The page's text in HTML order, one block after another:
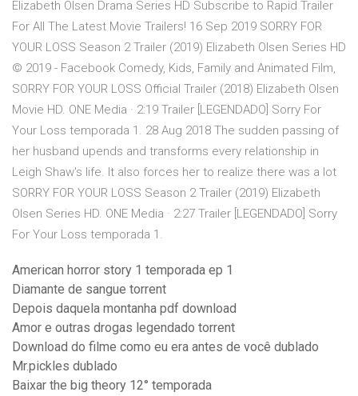
Elizabeth Olsen Drama Series HD Subscribe to Rapid Trailer
For All The Latest Movie Trailers! 16 Sep 2019 SORRY FOR
YOUR LOSS Season 2 Trailer (2019) Elizabeth Olsen Series HD
© 2019 - Facebook Comedy, Kids, Family and Animated Film,
SORRY FOR YOUR LOSS Official Trailer (2018) Elizabeth Olsen
Movie HD. ONE Media · 2:19 Trailer [LEGENDADO] Sorry For
Your Loss temporada 1. 28 Aug 2018 The sudden passing of
her husband upends and transforms every relationship in
Leigh Shaw's life. It also forces her to realize there was a lot
SORRY FOR YOUR LOSS Season 2 Trailer (2019) Elizabeth
Olsen Series HD. ONE Media · 2:27 Trailer [LEGENDADO] Sorry
For Your Loss temporada 1.
American horror story 1 temporada ep 1
Diamante de sangue torrent
Depois daquela montanha pdf download
Amor e outras drogas legendado torrent
Download do filme como eu era antes de você dublado
Mr.pickles dublado
Baixar the big theory 12° temporada